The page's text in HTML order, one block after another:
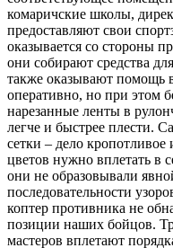
комаричские школы,
предоставляют свои
оказывается со стороны
они собирают средства
также оказывают помощь
оперативно, но при этом
нарезанные ленты в
легче и быстрее плести.
сетки – дело
цветов нужно вплетать в
они не образовывали
последовательности
коптер противника не
позиции наших бойцов.
мастеров вплетают